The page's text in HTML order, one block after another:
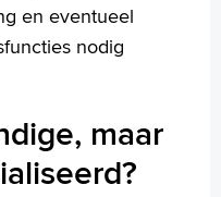
en eventueel
nodig
maar